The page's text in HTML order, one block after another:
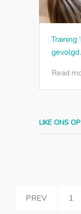
Training
gevolgd.
Read
LIKE ONS
PREV 1